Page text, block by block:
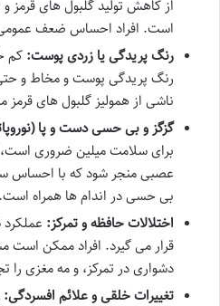
از کاهش تولید گلبول های قرمز و
است. افراد احساس ضعف
رنگ پریدگی یا زردی پوست: کم
رنگ پریدگی پوست و مخاط و
ناشی از همولیز گلبول های قرمز
گزگز و بی حسی دست و پا
برای سلامت میلین ضروری
عصبی منجر شود که با احساس
بی حسی در اندام ها همراه است.
اختلالات حافظه و تمرکز:
قرار می گیرد. افراد ممکن است
دشواری در تمرکز، و مه مغزی را
تغییرات خلقی و علائم افسردگی: